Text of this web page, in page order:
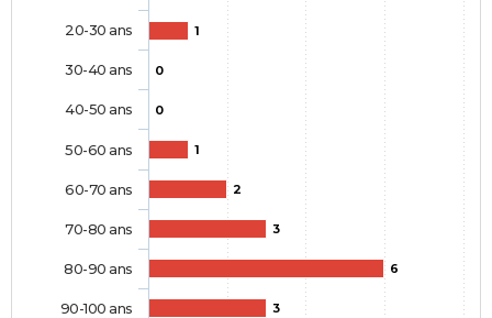
1
0
0
1
2
3
6
3
20-30 ans
30-40 ans
40-50 ans
50-60 ans
60-70 ans
70-80 ans
80-90 ans
90-100 ans